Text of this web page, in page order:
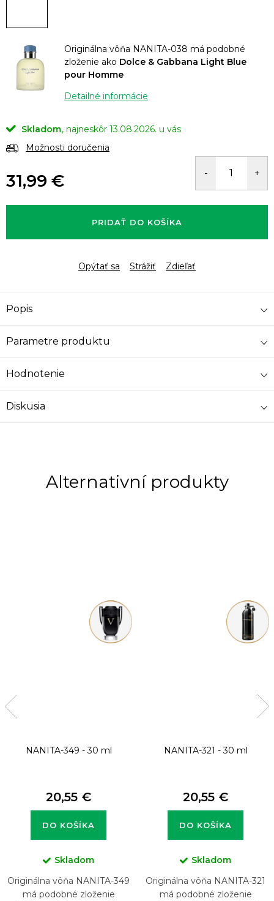
Originálna vôňa NANITA-038 má podobné
zloženie ako Dolce & Gabbana Light Blue
pour Homme
Detailné informácie
Skladom
13.08.2026.
Možnosti doručenia
31,99 €
cena:
PRIDAŤ DO KOŠÍKA
Opýtať sa Strážiť Zdieľať
Popis
Parametre produktu
Hodnotenie
Diskusia
NANITA-349 - 30 ml
20,55 €
DO KOŠÍKA
Skladom
Originálna vôňa NANITA-349
má podobné zloženie
NANITA-321 - 30 ml
20,55 €
DO KOŠÍKA
Skladom
Originálna vôňa NANITA-321
má podobné zloženie